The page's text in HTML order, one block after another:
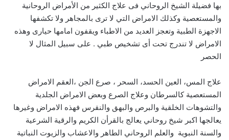
بها فضيلة الشيخ الروحاني فى علاج الكثير من الأمراض الروحانية
والمستعصية وكذلك الامراض التي لا ترى بالمجاهر ولا تكشفها
الاجهزة الطبية وتعجز العديد من الاطباء ويقفون امامها حيارى وهذه
الامراض لا تندرج تحت أى تشخيص طبي . على سبيل المثال لا
الحصر
علاج المس، العين الحسد، السحر ، صرع الجن ،العقم الامراض
المستعصية كالسرطان وعلاج الصرع وبعض الامراض الجلدية
والتشوهات الخلقية والبرص والبهق والنقرس فهذه الامراض وغيرها
يعالجها اكبر شيخ روحاني يعالج بالقرأن الكريم والرقية الشرعية
والسنة النبوية والعلم الروحاني الطاهر والاعشاب والزيوت النباتية